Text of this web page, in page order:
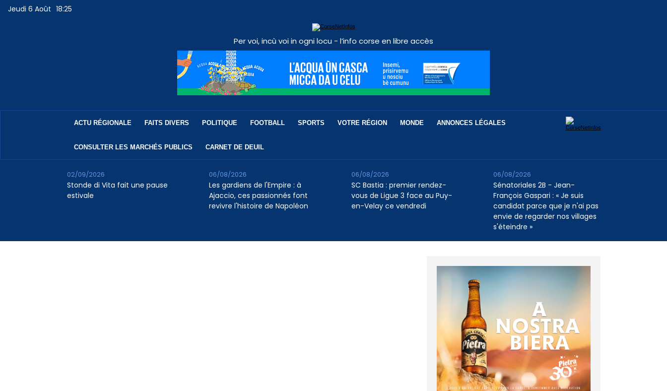
Jeudi 6 Août 18:25
Per voi, incù voi in ogni locu - l’info corse en libre accès
ACTU RÉGIONALE FAITS DIVERS POLITIQUE FOOTBALL SPORTS VOTRE RÉGION MONDE ANNONCES LÉGALES
CONSULTER LES MARCHÉS PUBLICS CARNET DE DEUIL
Stonde di Vita fait une pause
estivale
02/09/2026
Les gardiens de l'Empire : à
Ajaccio, ces passionnés font
revivre l'histoire de Napoléon
06/08/2026
SC Bastia : premier rendez-
vous de Ligue 3 face au Puy-
en-Velay ce vendredi
06/08/2026
Sénatoriales 2B - Jean-
François Gaspari : « Je suis
candidat parce que je n'ai pas
envie de regarder nos villages
s'éteindre »
06/08/2026